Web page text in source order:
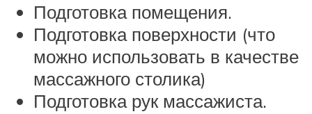
Подготовка помещения.
Подготовка поверхности (что
можно использовать в качестве
массажного столика)
Подготовка рук массажиста.